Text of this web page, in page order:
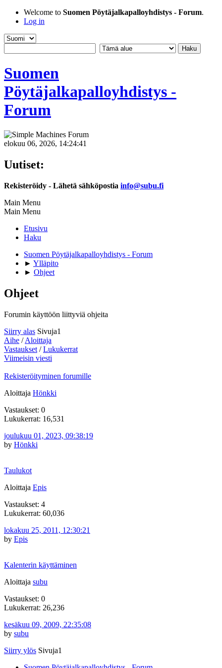
Welcome to Suomen Pöytäjalkapalloyhdistys - Forum.
Log in
Suomen
Pöytäjalkapalloyhdistys -
Forum
elokuu 06, 2026, 14:24:41
Uutiset:
Rekisteröidy - Lähetä sähköpostia info@subu.fi
Main Menu
Main Menu
Etusivu
Haku
Suomen Pöytäjalkapalloyhdistys - Forum
► Ylläpito
► Ohjeet
Ohjeet
Forumin käyttöön liittyviä ohjeita
Siirry alas Sivuja1
Aihe /Aloittaja
Vastaukset /Lukukerrat
Viimeisin viesti
Rekisteröityminen forumille
Aloittaja Hönkki
Vastaukset: 0
Lukukerrat: 16,531
joulukuu 01, 2023, 09:38:19
by Hönkki
Taulukot
Aloittaja Epis
Vastaukset: 4
Lukukerrat: 60,036
lokakuu 25, 2011, 12:30:21
by Epis
Kalenterin käyttäminen
Aloittaja subu
Vastaukset: 0
Lukukerrat: 26,236
kesäkuu 09, 2009, 22:35:08
by subu
Siirry ylös Sivuja1